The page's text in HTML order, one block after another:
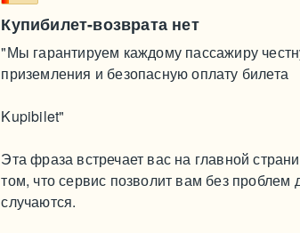
Купибилет-возврата нет
"Мы гарантируем каждому пассажиру
приземления и безопасную оплату билета
Kupibilet"
Эта фраза встречает вас на главной
том, что сервис позволит вам без проблем
случаются.